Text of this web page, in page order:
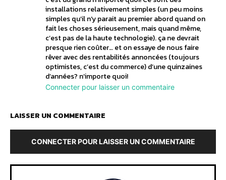
installations relativement simples (un peu moins
simples qu’il n’y parait au premier abord quand on
fait les choses sérieusement, mais quand même,
c’est pas de la haute technologie). ça ne devrait
presque rien coûter… et on essaye de nous faire
rêver avec des rentabilités annoncées (toujours
optimistes, c’est du commerce) d’une quinzaines
d’années? n’importe quoi!
Connecter pour laisser un commentaire
LAISSER UN COMMENTAIRE
CONNECTER POUR LAISSER UN COMMENTAIRE